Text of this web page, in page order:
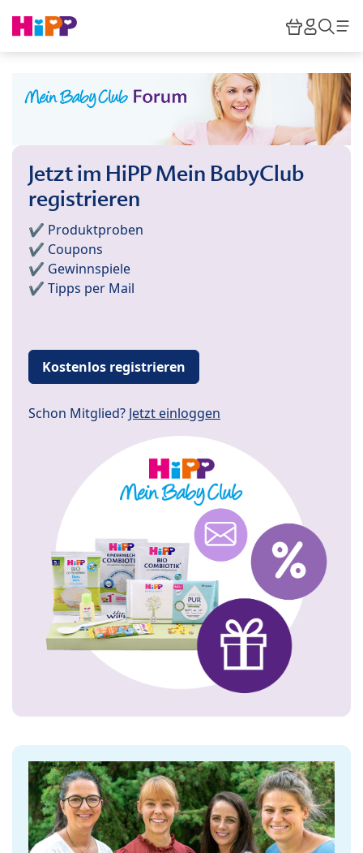
HiPP
Jetzt im HiPP Mein BabyClub
registrieren
✔️ Produktproben
✔️ Coupons
✔️ Gewinnspiele
✔️ Tipps per Mail
Kostenlos registrieren
Schon Mitglied? Jetzt einloggen